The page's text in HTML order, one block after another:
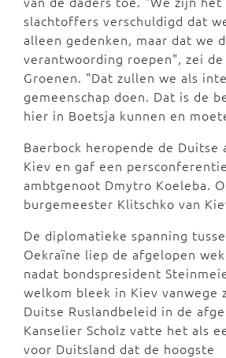
slachtoffers verschuldigd dat
alleen gedenken, maar dat we
verantwoording roepen", zei
Groenen. "Dat zullen we als
gemeenschap doen. Dat is de
hier in Boetsja kunnen en
Baerbock heropende de Duitse
Kiev en gaf een
ambtgenoot Dmytro Koeleba.
burgemeester Klitschko van
De diplomatieke spanning
Oekraïne liep de afgelopen
nadat bondspresident
welkom bleek in Kiev vanwege
Duitse Ruslandbeleid in de
Kanselier Scholz vatte het als
voor Duitsland dat de hoogste